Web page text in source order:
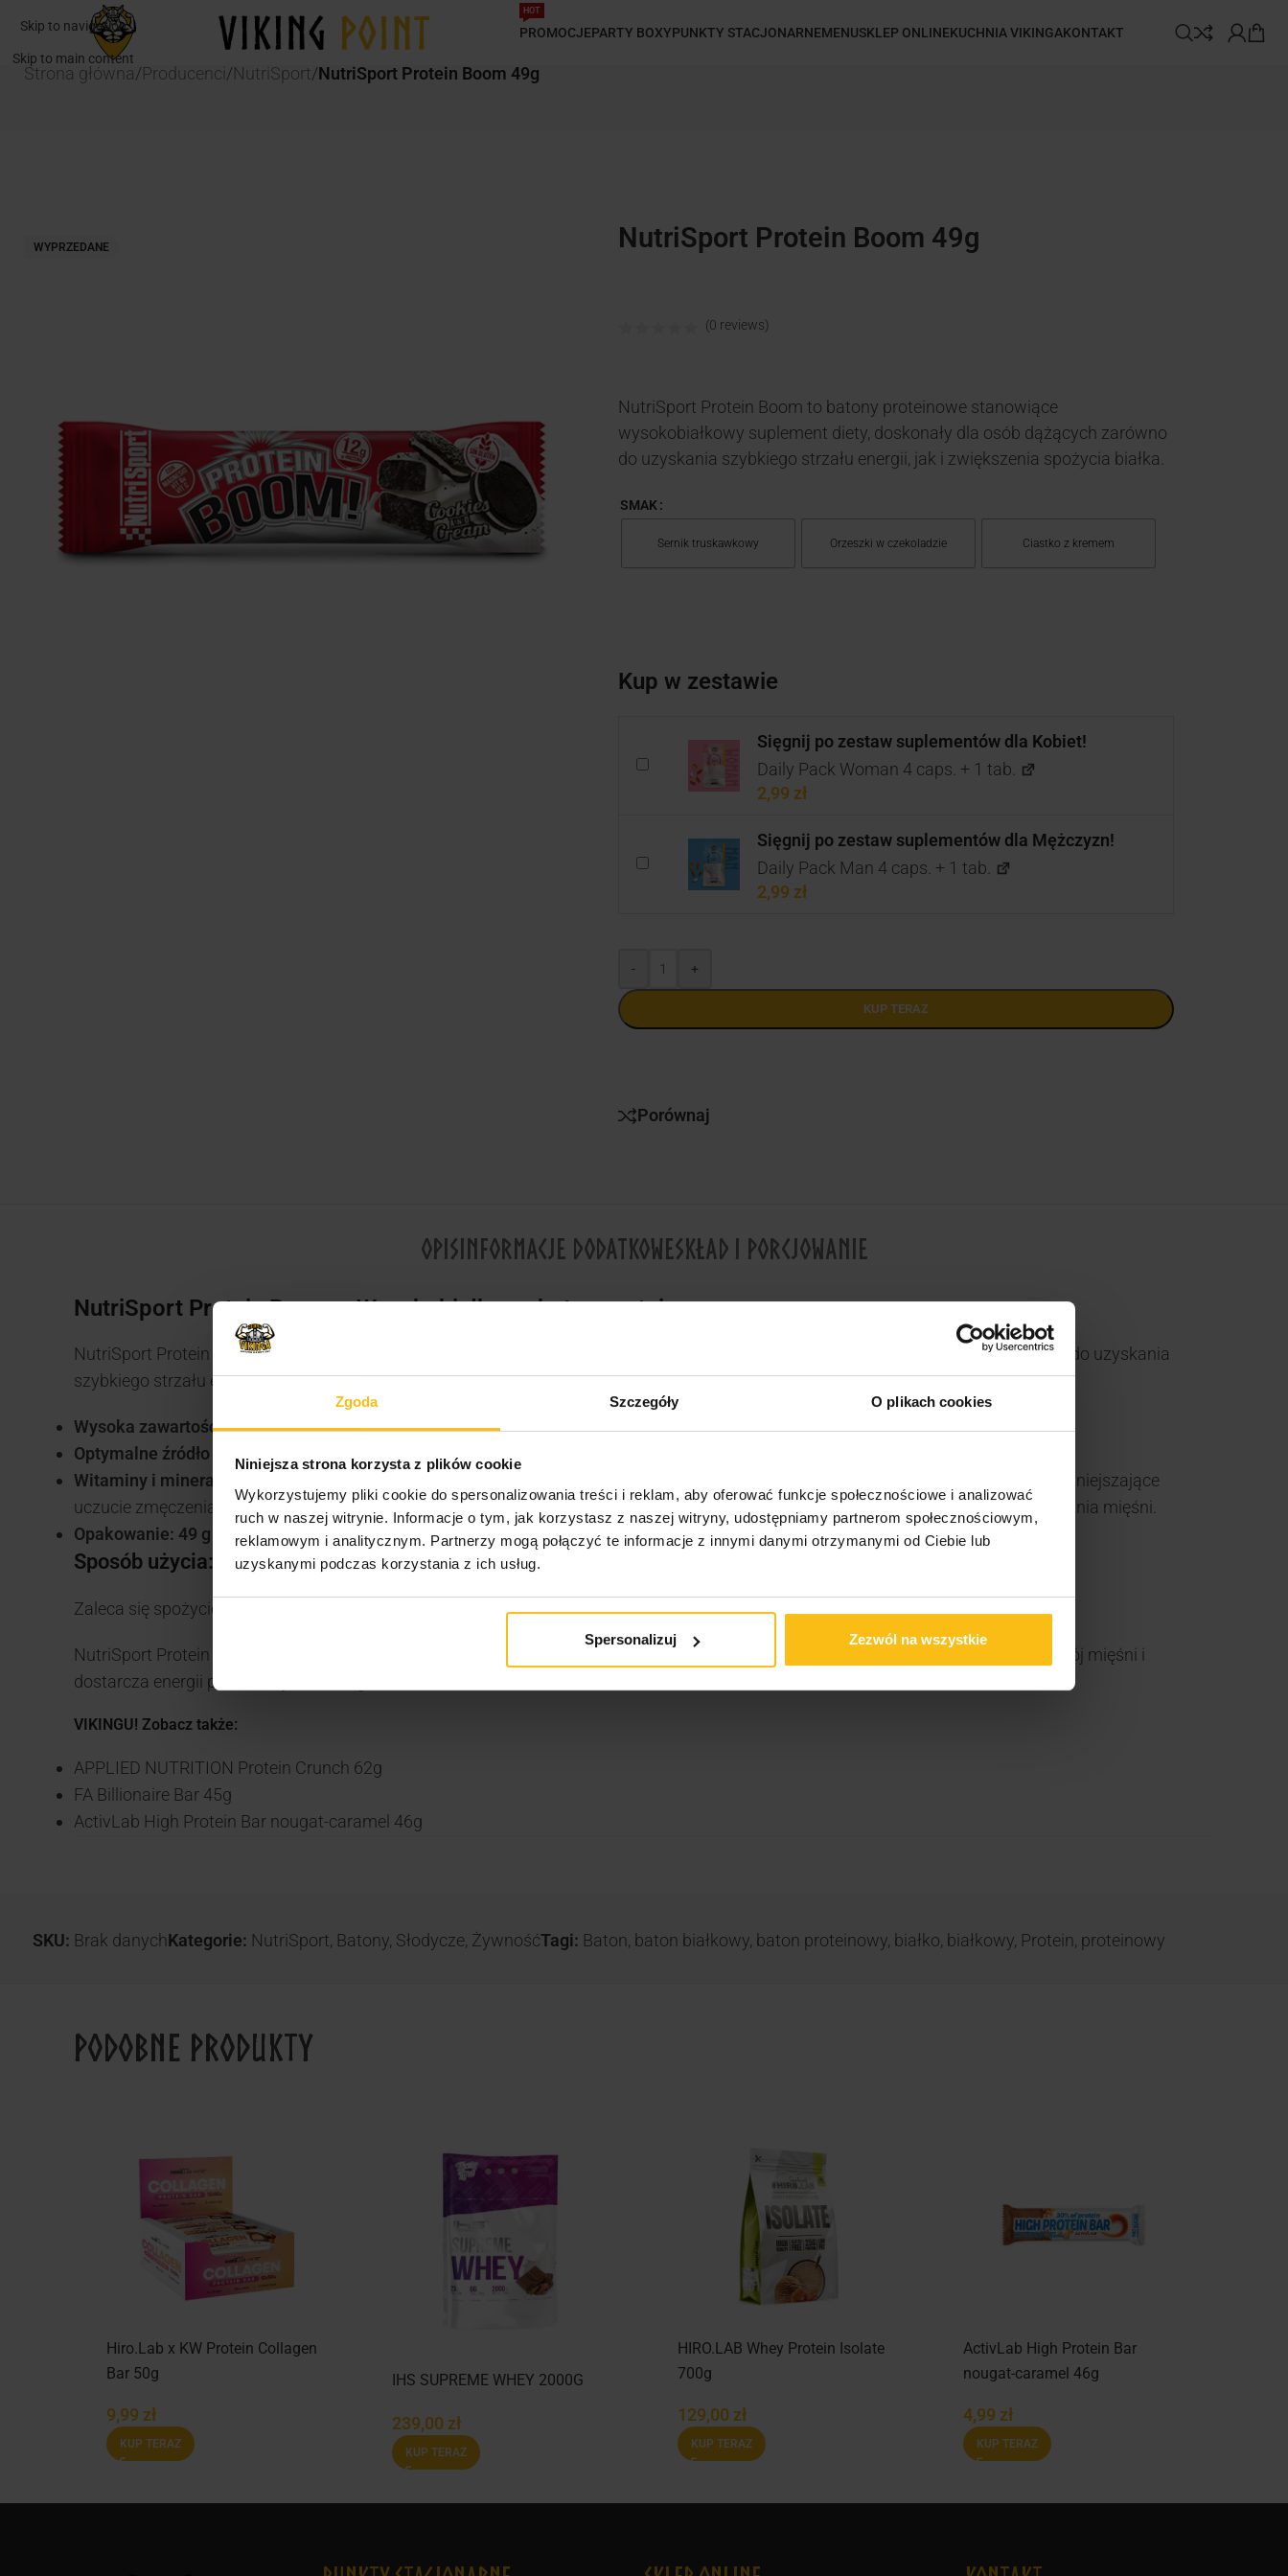
Zgoda Szczegóły O plikach cookies
Niniejsza strona korzysta z plików cookie
Wykorzystujemy pliki cookie do spersonalizowania treści i reklam, aby oferować funkcje społecznościowe i analizować
ruch w naszej witrynie. Informacje o tym, jak korzystasz z naszej witryny, udostępniamy partnerom społecznościowym,
reklamowym i analitycznym. Partnerzy mogą połączyć te informacje z innymi danymi otrzymanymi od Ciebie lub
uzyskanymi podczas korzystania z ich usług.
Spersonalizuj Zezwól na wszystkie
Skip to navigation
Skip to main content
PROMOCJE
HOT
PARTY BOXYPUNKTY STACJONARNEMENUSKLEP ONLINEKUCHNIA VIKINGAKONTAKT
Strona główna/Producenci /NutriSport/NutriSport Protein Boom 49g
WYPRZEDANE NutriSport Protein Boom 49g
(0 reviews)
NutriSport Protein Boom to batony proteinowe stanowiące
wysokobiałkowy suplement diety, doskonały dla osób dążących zarówno
do uzyskania szybkiego strzału energii, jak i zwiększenia spożycia białka.
SMAK
Sernik truskawkowy Orzeszki w czekoladzie Ciastko z kremem
Kup w zestawie
Sięgnij po zestaw suplementów dla Kobiet!
Daily Pack Woman 4 caps. + 1 tab.
2,99 zł
Sięgnij po zestaw suplementów dla Mężczyzn!
Daily Pack Man 4 caps. + 1 tab.
2,99 zł
- +
KUP TERAZ
Porównaj
OPISINFORMACJE DODATKOWESKŁAD I PORCJOWANIE
NutriSport Protein Boom – Wysokobiałkowy baton proteinowy
NutriSport Protein Boom to batony proteinowe stanowiące wysokobiałkowy suplement diety, doskonały dla osób dążących zarówno do uzyskania
szybkiego strzału energii, jak i zwiększenia spożycia białka.
Wysoka zawartość białka:Każdy baton zawiera 12 g białka mleka, które przyczynia się do utrzymania i rozwoju mięśni.
Optymalne źródło energii:
Idealne dla osób aktywnych fizycznie, dostarczając niezbędnej energii.
Witaminy i minerały:
Wzbogacone o witaminy, takie jak witamina B6 i witamina C, wspierające metabolizm białek i glikogenu oraz zmniejszające
uczucie zmęczenia. Zawiera także magnez, który przyczynia się do utrzymania równowagi elektrolitowej i prawidłowego funkcjonowania mięśni.
Opakowanie: 49 g
Sposób użycia:
Zaleca się spożycie batonu przed lub po wysiłku fizycznym, aby dostarczyć organizmowi potrzebną dawkę energii i białka.
NutriSport Protein Boom to idealny wybór dla osób aktywnych fizycznie, poszukujących pożywienia, które jednocześnie wspiera rozwój mięśni i
dostarcza energii potrzebnej do treningów!
VIKINGU! Zobacz także:
APPLIED NUTRITION Protein Crunch 62g
FA Billionaire Bar 45g
ActivLab High Protein Bar nougat-caramel 46g
SKU: Brak danychKategorie: NutriSport, Batony, Słodycze, ŻywnośćTagi: Baton, baton białkowy, baton proteinowy, białko, białkowy, Protein, proteinowy
Podobne produkty
Hiro.Lab x KW Protein Collagen
Bar 50g
9,99 zł
KUP TERAZ
IHS SUPREME WHEY 2000G
239,00 zł
KUP TERAZ
HIRO.LAB Whey Protein Isolate
700g
129,00 zł
KUP TERAZ
ActivLab High Protein Bar
nougat-caramel 46g
4,99 zł
KUP TERAZ